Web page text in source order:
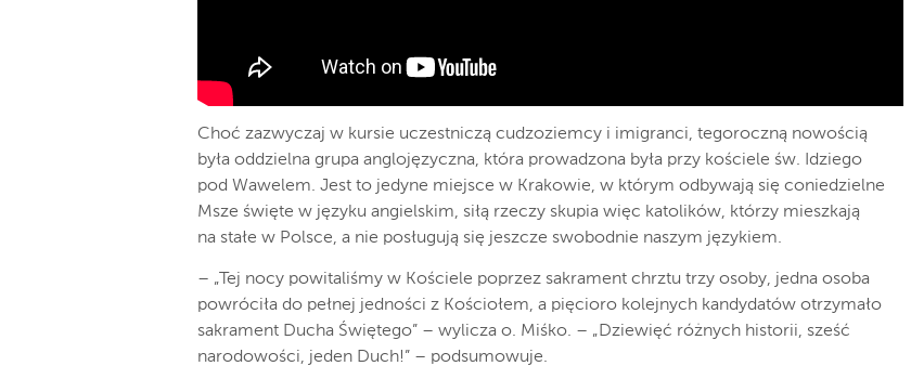
Choć zazwyczaj w kursie uczestniczą cudzoziemcy i imigranci, tegoroczną nowością
była oddzielna grupa anglojęzyczna, która prowadzona była przy kościele św. Idziego
pod Wawelem. Jest to jedyne miejsce w Krakowie, w którym odbywają się coniedzielne
Msze święte w języku angielskim, siłą rzeczy skupia więc katolików, którzy mieszkają
na stałe w Polsce, a nie posługują się jeszcze swobodnie naszym językiem.
– „Tej nocy powitaliśmy w Kościele poprzez sakrament chrztu trzy osoby, jedna osoba
powróciła do pełnej jedności z Kościołem, a pięcioro kolejnych kandydatów otrzymało
sakrament Ducha Świętego” – wylicza o. Miśko. – „Dziewięć różnych historii, sześć
narodowości, jeden Duch!” – podsumowuje.